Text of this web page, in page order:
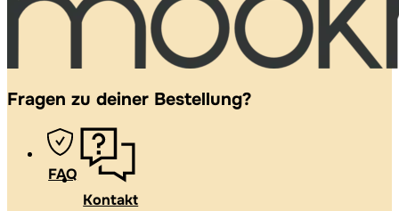
Fragen zu deiner Bestellung?
FAQ
Kontakt